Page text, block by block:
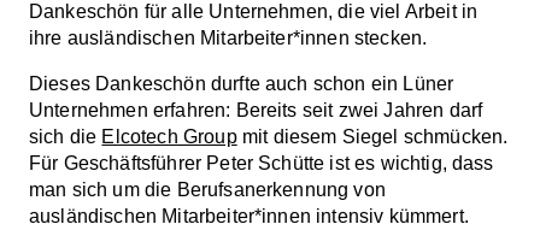
Dankeschön für alle Unternehmen, die viel Arbeit in
ihre ausländischen Mitarbeiter*innen stecken.
Dieses Dankeschön durfte auch schon ein Lüner
Unternehmen erfahren: Bereits seit zwei Jahren darf
sich die Elcotech Groupmit diesem Siegel schmücken.
Für Geschäftsführer Peter Schütte ist es wichtig, dass
man sich um die Berufsanerkennung von
ausländischen Mitarbeiter*innen intensiv kümmert.